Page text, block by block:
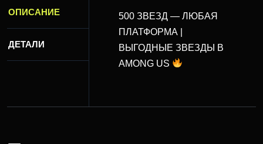
ОПИСАНИЕ
ДЕТАЛИ
500 ЗВЕЗД — ЛЮБАЯ
ПЛАТФОРМА |
ВЫГОДНЫЕ ЗВЕЗДЫ В
AMONG US